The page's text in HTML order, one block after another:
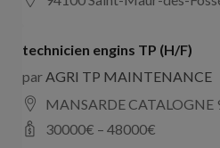
technicien engins TP (H/F)
parAGRI TP MAINTENANCE
MANSARDE CATALOGNE
30000€ – 48000€